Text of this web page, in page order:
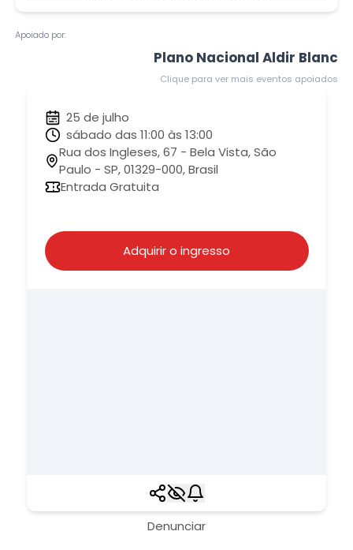
Apoiado por:
Plano Nacional Aldir Blanc
Clique para ver mais eventos apoiados
25 de julho
sábado das 11:00 às 13:00
Rua dos Ingleses, 67 - Bela Vista, São
Paulo - SP, 01329-000, Brasil
Entrada Gratuita
Adquirir o ingresso
Denunciar